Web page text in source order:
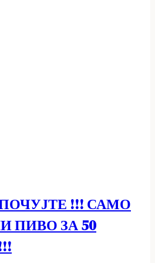
!!! САМО
ПИВО ЗА 50